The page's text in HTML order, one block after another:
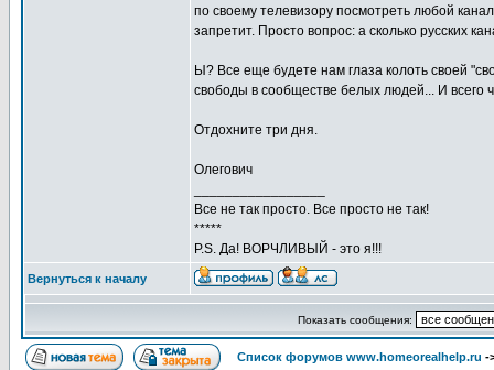
по своему телевизору посмотреть любой
запретит. Просто вопрос: а сколько русских
Ы? Все еще будете нам глаза колоть своей
свободы в сообществе белых людей... И всего
Отдохните три дня.
Олегович
Все не так просто. Все просто не так!
*****
P.S. Да! ВОРЧЛИВЫЙ - это я!!!
Вернуться к началу
Показать сообщения:
Список форумов www.homeorealhelp.ru -